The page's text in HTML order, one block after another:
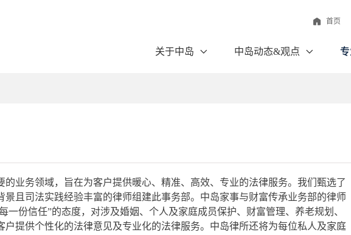
首页
关于中岛 中岛动态&观点
的业务领域，旨在为客户提供暖心、精准、高效、专业的法律服务。我们甄选了
景且司法实践经验丰富的律师组建此事务部。中岛家事与财富传承业务部的律师
一份信任”的态度，对涉及婚姻、个人及家庭成员保护、财富管理、养老规划、
户提供个性化的法律意见及专业化的法律服务。中岛律所还将为每位私人及家庭